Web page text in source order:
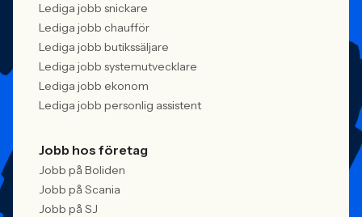
Lediga jobb snickare
Lediga jobb chaufför
Lediga jobb butikssäljare
Lediga jobb systemutvecklare
Lediga jobb ekonom
Lediga jobb personlig assistent
Jobb hos företag
Jobb på Boliden
Jobb på Scania
Jobb på SJ